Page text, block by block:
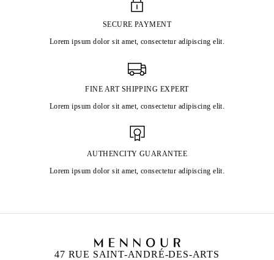
SECURE PAYMENT
Lorem ipsum dolor sit amet, consectetur adipiscing elit.
FINE ART SHIPPING EXPERT
Lorem ipsum dolor sit amet, consectetur adipiscing elit.
AUTHENCITY GUARANTEE
Lorem ipsum dolor sit amet, consectetur adipiscing elit.
47 RUE SAINT-ANDRÉ-DES-ARTS